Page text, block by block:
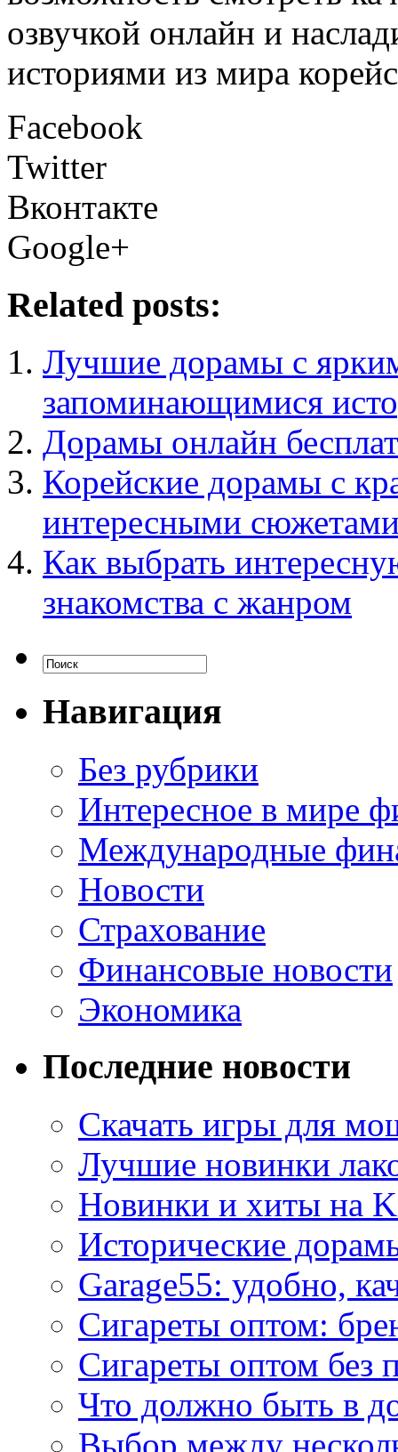
озвучкой онлайн и
историями из мира
Facebook
Twitter
Вконтакте
Google+
Related posts:
Лучшие дорамы с
запоминающимися
Дорамы онлайн
Корейские дорамы с
интересными
Как выбрать
знакомства с жанром
Навигация
Без рубрики
Интересное в мире
Международные
Новости
Страхование
Финансовые новости
Экономика
Последние новости
Скачать игры для
Лучшие новинки
Новинки и хиты на
Исторические
Garage55: удобно,
Сигареты оптом:
Сигареты оптом без
Что должно быть в